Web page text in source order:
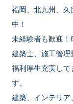
福岡、北九州、
中！
未経験者も歓迎！
建築士、施工管理
福利厚生充実し
す。
建築、インテリア